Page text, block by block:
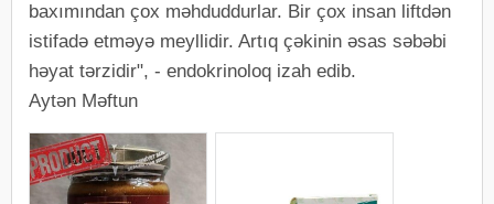
baxımından çox məhduddurlar. Bir çox insan liftdən
istifadə etməyə meyllidir. Artıq çəkinin əsas səbəbi
həyat tərzidir", - endokrinoloq izah edib.
Aytən Məftun